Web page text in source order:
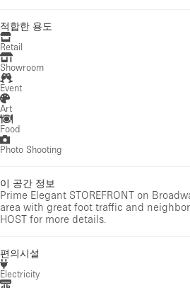
적합한 용도
Retail
Showroom
Event
Art
Food
Photo Shooting
이 공간 정보
Prime Elegant STOREFRONT on
area with great foot traffic and
HOST for more details.
편의시설
Electricity